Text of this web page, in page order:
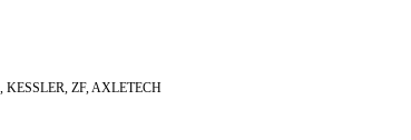
KESSLER, ZF, AXLETECH